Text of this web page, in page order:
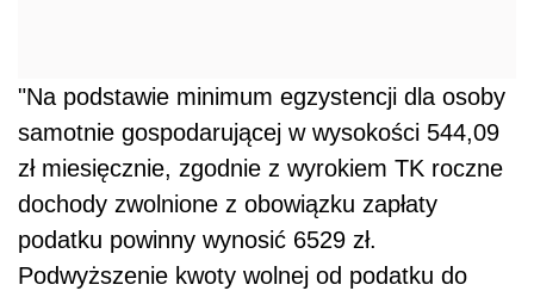
"Na podstawie minimum egzystencji dla osoby
samotnie gospodarującej w wysokości 544,09
zł miesięcznie, zgodnie z wyrokiem TK roczne
dochody zwolnione z obowiązku zapłaty
podatku powinny wynosić 6529 zł.
Podwyższenie kwoty wolnej od podatku do